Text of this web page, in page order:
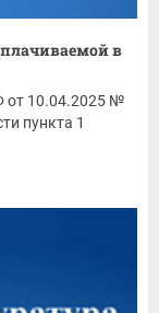
в
от 10.04.2025 №
пункта 1